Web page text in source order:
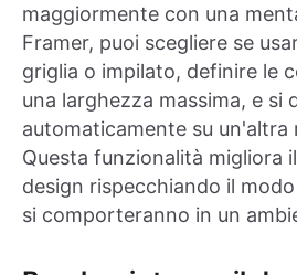
maggiormente con una
Framer, puoi scegliere se
griglia o impilato, definire le
una larghezza massima, e si
automaticamente su un'altra
Questa funzionalità migliora
design rispecchiando il
si comporteranno in un